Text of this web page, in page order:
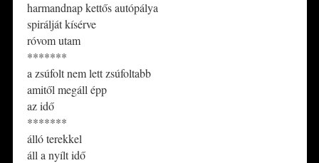
harmandnap kettős autópálya
spirálját kísérve
róvom utam
*******
a zsúfolt nem lett zsúfoltabb
amitől megáll épp
az idő
*******
álló terekkel
áll a nyílt idő